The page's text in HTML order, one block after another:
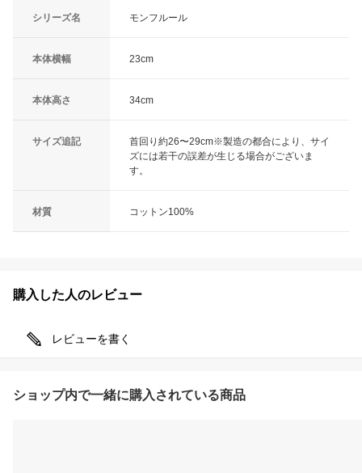
シリーズ名 モンフルール
本体横幅 23cm
本体高さ 34cm
サイズ追記
首回り約26〜29cm※製造の都合により、サイ
ズには若干の誤差が生じる場合がございま
す。
材質 コットン100%
購入した人のレビュー
レビューを書く
ショップ内で一緒に購入されている商品